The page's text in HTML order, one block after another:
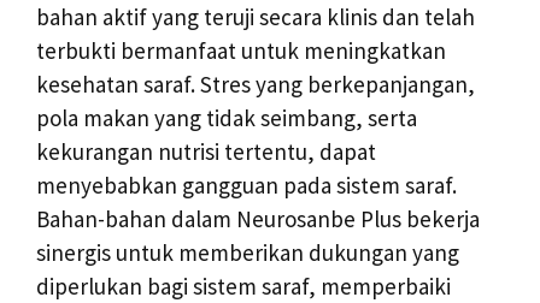
bahan aktif yang teruji secara klinis dan telah
terbukti bermanfaat untuk meningkatkan
kesehatan saraf. Stres yang berkepanjangan,
pola makan yang tidak seimbang, serta
kekurangan nutrisi tertentu, dapat
menyebabkan gangguan pada sistem saraf.
Bahan-bahan dalam Neurosanbe Plus bekerja
sinergis untuk memberikan dukungan yang
diperlukan bagi sistem saraf, memperbaiki